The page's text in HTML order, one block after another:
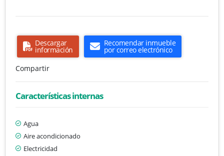
Descargar
información
Recomendar inmueble
por correo electrónico
Compartir
Características internas
Agua
Aire acondicionado
Electricidad